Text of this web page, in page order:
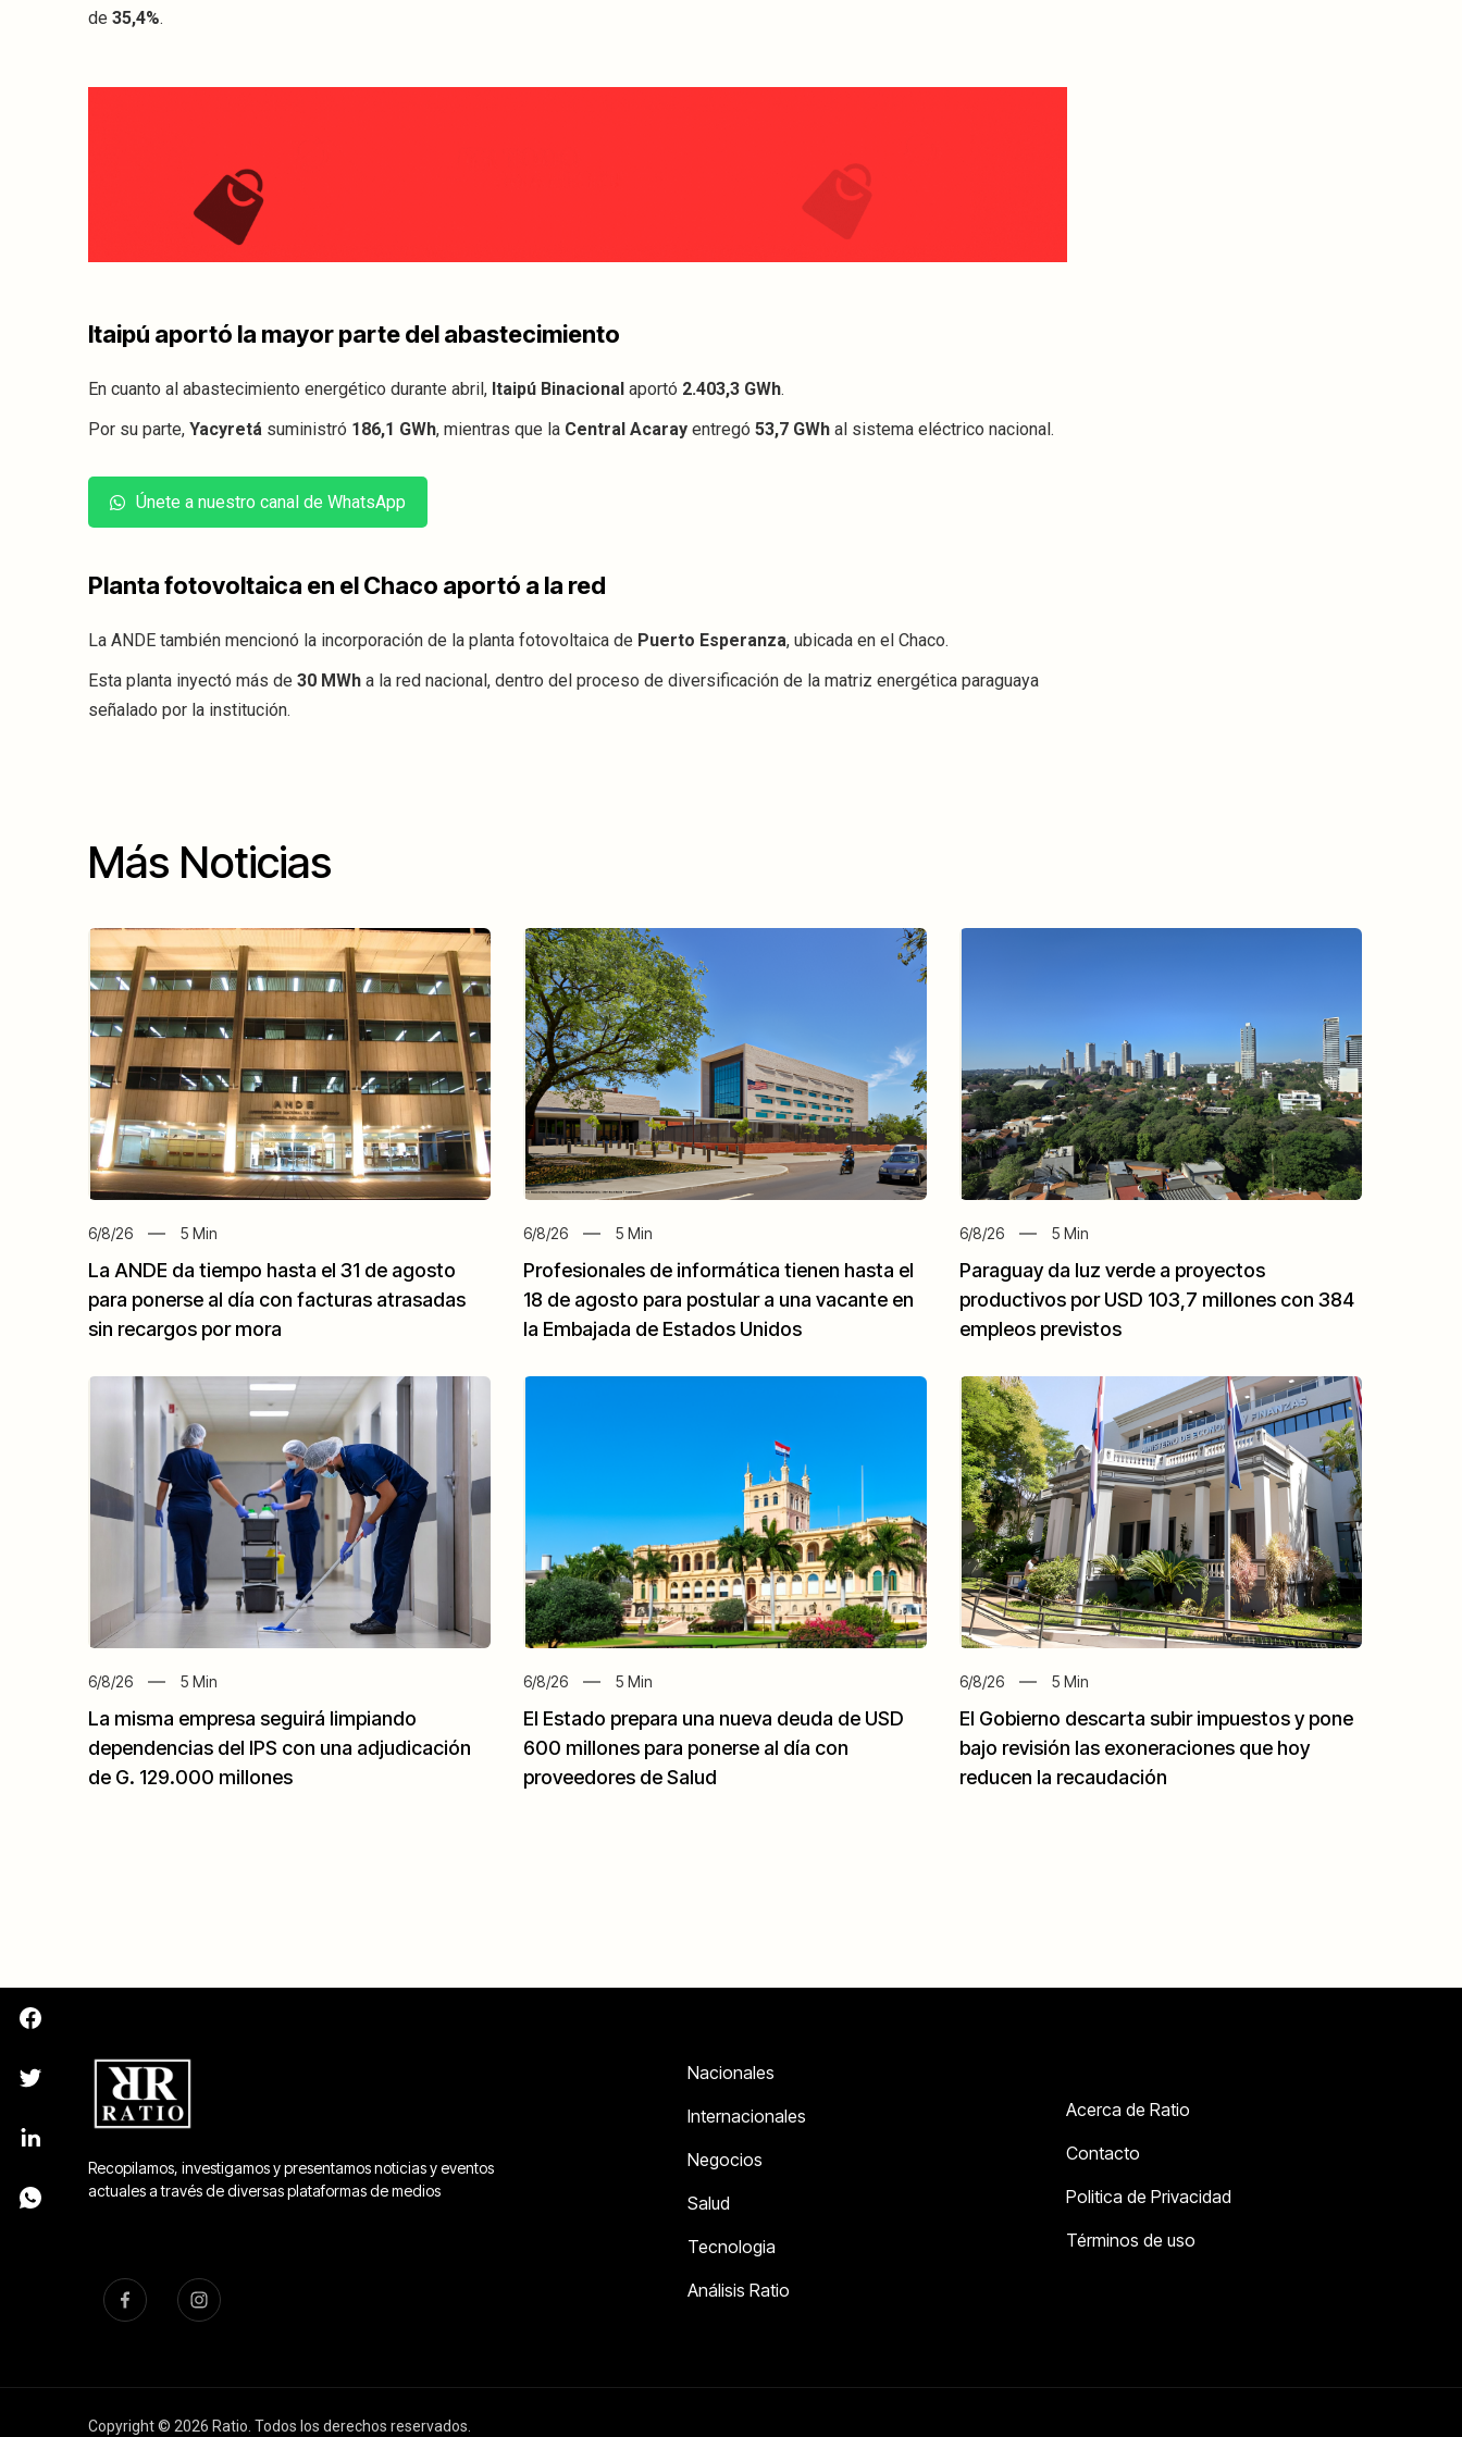
de 35,4%.
Itaipú aportó la mayor parte del abastecimiento
En cuanto al abastecimiento energético durante abril, Itaipú Binacional aportó 2.403,3 GWh.
Por su parte, Yacyretá suministró 186,1 GWh, mientras que la Central Acaray entregó 53,7 GWh al sistema eléctrico nacional.
Únete a nuestro canal de WhatsApp
Planta fotovoltaica en el Chaco aportó a la red
La ANDE también mencionó la incorporación de la planta fotovoltaica de Puerto Esperanza, ubicada en el Chaco.
Esta planta inyectó más de 30 MWh a la red nacional, dentro del proceso de diversificación de la matriz energética paraguaya
señalado por la institución.
Más Noticias
6/8/26 5 Min
La ANDE da tiempo hasta el 31 de agosto
para ponerse al día con facturas atrasadas
sin recargos por mora
6/8/26 5 Min
Profesionales de informática tienen hasta el
18 de agosto para postular a una vacante en
la Embajada de Estados Unidos
6/8/26 5 Min
Paraguay da luz verde a proyectos
productivos por USD 103,7 millones con 384
empleos previstos
6/8/26 5 Min
La misma empresa seguirá limpiando
dependencias del IPS con una adjudicación
de G. 129.000 millones
6/8/26 5 Min
El Estado prepara una nueva deuda de USD
600 millones para ponerse al día con
proveedores de Salud
6/8/26 5 Min
El Gobierno descarta subir impuestos y pone
bajo revisión las exoneraciones que hoy
reducen la recaudación
Recopilamos, investigamos y presentamos noticias y eventos
actuales a través de diversas plataformas de medios
Nacionales
Internacionales
Negocios
Salud
Tecnologia
Análisis Ratio
Acerca de Ratio
Contacto
Politica de Privacidad
Términos de uso
Copyright © 2026 Ratio. Todos los derechos reservados.